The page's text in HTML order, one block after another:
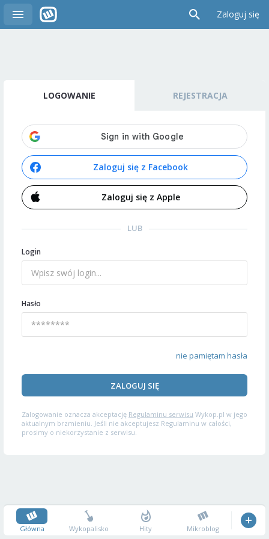
Zaloguj się
LOGOWANIE REJESTRACJA
Zaloguj się z Facebook
Zaloguj się z Apple
LUB
Login
Hasło
nie pamiętam hasła
ZALOGUJ SIĘ
Zalogowanie oznacza akceptację Regulaminu serwisu Wykop.pl w jego
aktualnym brzmieniu. Jeśli nie akceptujesz Regulaminu w całości,
prosimy o niekorzystanie z serwisu.
Główna Wykopalisko Hity Mikroblog